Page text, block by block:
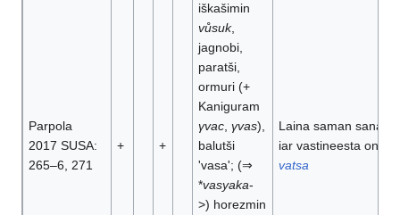
Parpola
2017 SUSA:
265–6, 271
+ +
iškašimin
vůsuk,
jagnobi,
paratši,
ormuri (+
Kaniguram
γvac, γvas),
balutši
'vasa'; (⇒
*vasyaka-
>) horezmin
Laina saman sanan
iar vastineesta on
vatsa